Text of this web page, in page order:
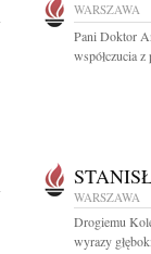
WARSZAWA
Pani Doktor
współczucia
WARSZAWA
Drogiemu
wyrazy